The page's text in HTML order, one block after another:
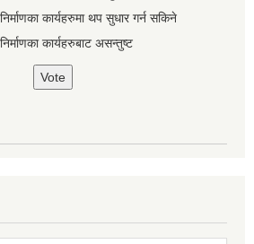
कार्यहरुमा थप सुधार गर्न सकिने
कार्यहरुबाट असन्तुष्ट